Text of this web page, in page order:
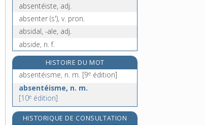
absentéiste, adj.
absenter (s'), v. pron.
absidal, -ale, adj.
abside, n. f.
absidial, -iale, adj.
absidiole, n. f.
absolu, -ue, adj. et n. m.
absolument, adv.
HISTOIRE DU MOT
absentéisme, n. m. [9e édition]
absentéisme, n. m.
[10e édition]
HISTORIQUE DE CONSULTATION